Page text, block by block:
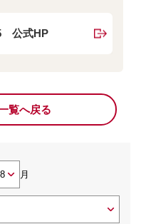
公式HP
覧へ戻る
月